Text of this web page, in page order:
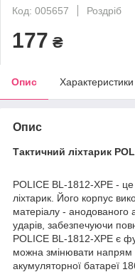
Код: 005657
Роздріб
177 ₴
Опис Характеристики
Опис
Тактичний ліхтарик
POLICE BL-1812-XPE - це
ліхтарик. Його корпус
матеріалу - анодованого
ударів, забезпечуючи
POLICE BL-1812-XPE є
можна змінювати
акумуляторної батареї